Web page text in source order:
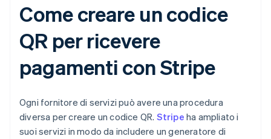
Come creare un codice
QR per ricevere
pagamenti con Stripe
Ogni fornitore di servizi può avere una procedura
diversa per creare un codice QR. Stripe ha ampliato i
suoi servizi in modo da includere un generatore di